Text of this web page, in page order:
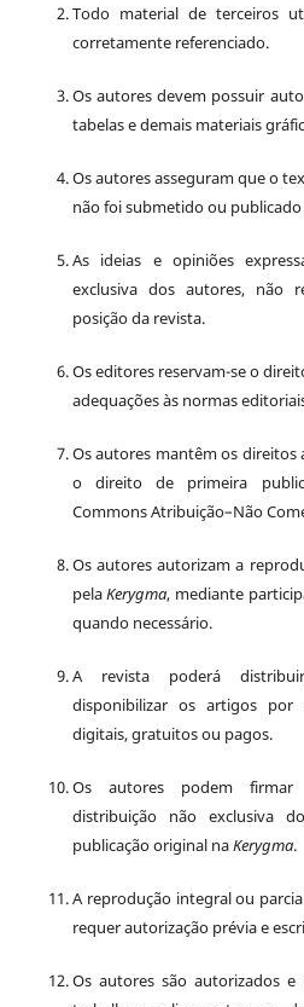
Todo material de terceiros
corretamente referenciado.
Os autores devem possuir
tabelas e demais materiais
Os autores asseguram que o
não foi submetido ou
As ideias e opiniões
exclusiva dos autores, não
posição da revista.
Os editores reservam-se o
adequações às normas
Os autores mantêm os direitos
o direito de primeira
Commons Atribuição–Não
Os autores autorizam a
pelaKerygma, mediante
quando necessário.
A revista poderá
disponibilizar os artigos por
digitais, gratuitos ou pagos.
Os autores podem firmar
distribuição não exclusiva
publicação original naKerygma.
A reprodução integral ou
requer autorização prévia e
Os autores são autorizados